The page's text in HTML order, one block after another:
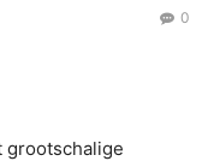
0
grootschalige